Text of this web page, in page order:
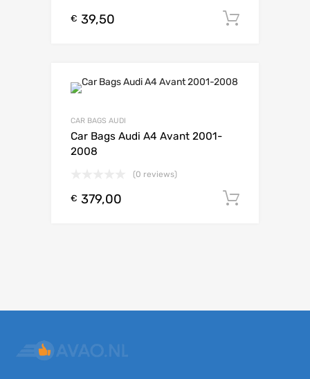
€ 39,50
CAR BAGS AUDI
Car Bags Audi A4 Avant 2001-
2008
(0 reviews)
€ 379,00